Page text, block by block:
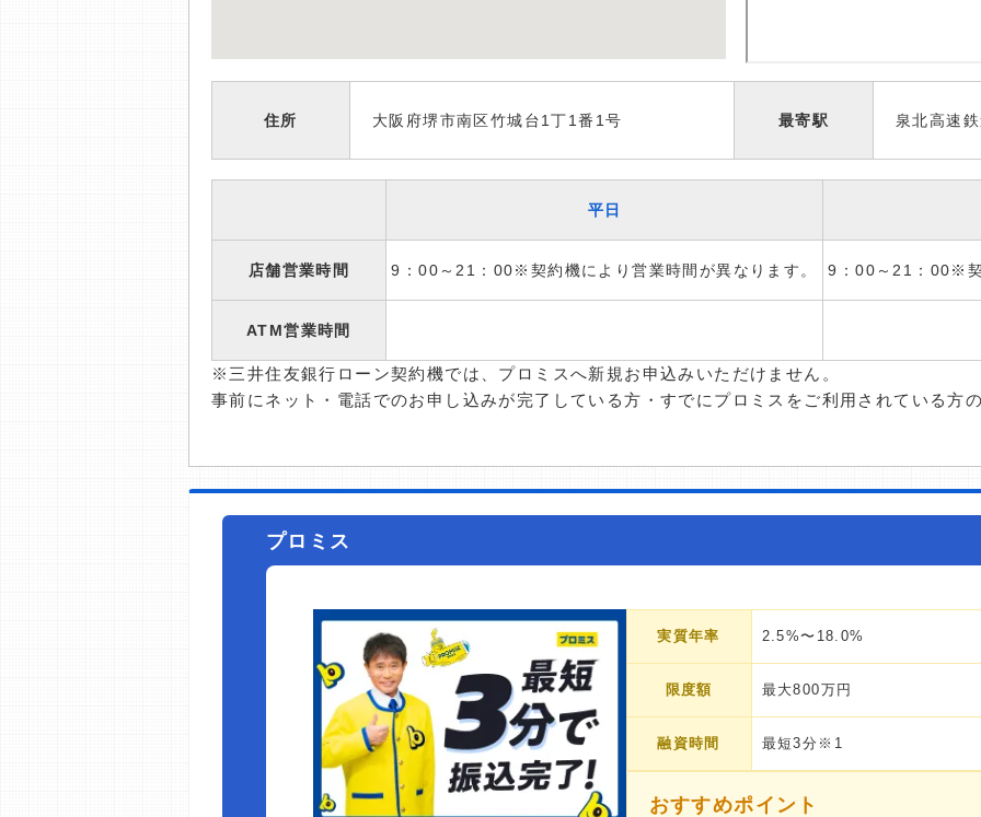
住所 大阪府堺市南区竹城台1丁1番1号 最寄駅 泉北高速
平日
店舗営業時間 9：00～21：00※契約機により営業時間が異なります。 9：00～21：00※
ATM営業時間
※三井住友銀行ローン契約機では、プロミスへ新規お申込みいただけません。
事前にネット・電話でのお申し込みが完了している方・すでにプロミスをご利用されている方
プロミス
実質年率 2.5%〜18.0%
限度額 最大800万円
融資時間 最短3分※1
おすすめポイント